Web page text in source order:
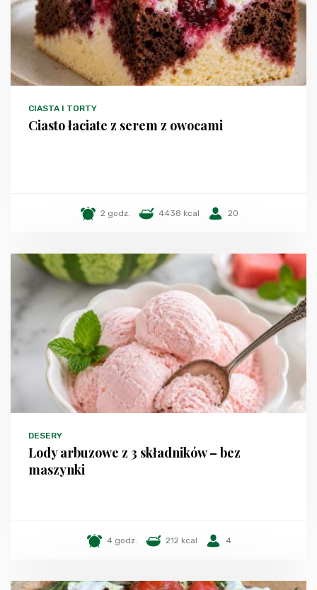
CIASTA I TORTY
Ciasto łaciate z serem z owocami
2 godz. 4438 kcal 20
DESERY
Lody arbuzowe z 3 składników – bez
maszynki
4 godz. 212 kcal 4